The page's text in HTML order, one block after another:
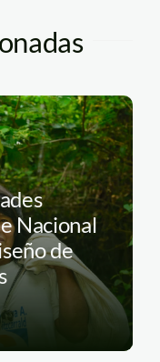
Nacional
de